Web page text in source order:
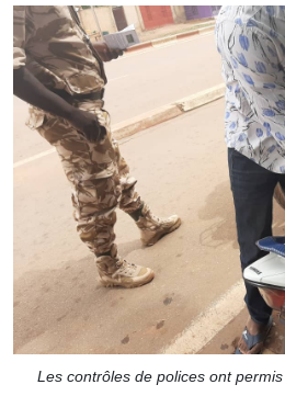
Les contrôles de polices ont